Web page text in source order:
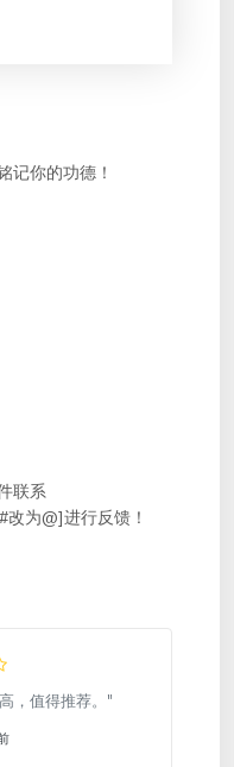
记你的功德！
联系
为@]进行反馈！
，值得推荐。"